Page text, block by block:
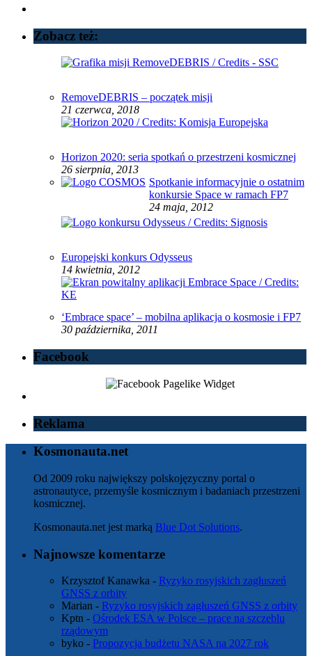
Zobacz też:
RemoveDEBRIS – początek misji
21 czerwca, 2018
Horizon 2020: seria spotkań o przestrzeni kosmicznej
26 sierpnia, 2013
Spotkanie informacyjnie o ostatnim
konkursie Space w ramach FP7
24 maja, 2012
Europejski konkurs Odysseus
14 kwietnia, 2012
‘Embrace space’ – mobilna aplikacja o kosmosie i FP7
30 października, 2011
Facebook
Reklama
Kosmonauta.net
Od 2009 roku największy polskojęzyczny portal o
astronautyce, przemyśle kosmicznym i badaniach przestrzeni
kosmicznej.
Kosmonauta.net jest marką Blue Dot Solutions.
Najnowsze komentarze
Krzysztof Kanawka - Ryzyko rosyjskich zagłuszeń
GNSS z orbity
Marian - Ryzyko rosyjskich zagłuszeń GNSS z orbity
Kptn - Ośrodek ESA w Polsce – prace na szczeblu
rządowym
byko - Propozycja budżetu NASA na 2027 rok